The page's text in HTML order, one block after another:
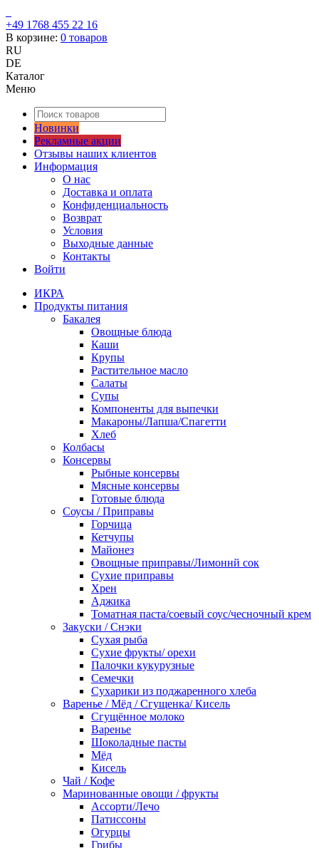
+49 1768 455 22 16
В корзине: 0 товаров
RU
DE
Каталог
Меню
Новинки
Рекламные акции
Отзывы наших клиентов
Информация
О нас
Доставка и оплата
Конфиденциальность
Возврат
Условия
Выходные данные
Контакты
Войти
ИКРА
Продукты питания
Бакалея
Овощные блюда
Каши
Крупы
Растительное масло
Салаты
Супы
Компоненты для выпечки
Макароны/Лапша/Спагетти
Хлеб
Колбасы
Консервы
Рыбные консервы
Мясные консервы
Готовые блюда
Соусы / Приправы
Горчица
Кетчупы
Майонез
Овощные приправы/Лимоннй сок
Сухие приправы
Хрен
Аджика
Томатная паста/соевый соус/чесночный крем
Закуски / Снэки
Сухая рыба
Сухие фрукты/ орехи
Палочки кукурузные
Семечки
Сухарики из поджаренного хлеба
Варенье / Мёд / Сгущенка/ Кисель
Сгущённое молоко
Варенье
Шоколадные пасты
Мёд
Кисель
Чай / Кофе
Маринованные овощи / фрукты
Ассорти/Лечо
Патиссоны
Огурцы
Грибы